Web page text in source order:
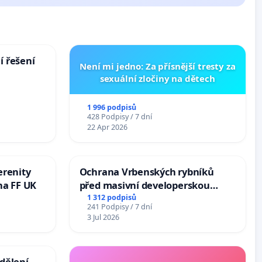
řešení
Není mi jedno: Za přísnější tresty za
sexuální zločiny na dětech
1 996 podpisů
428 Podpisy / 7 dní
22 Apr 2026
FF UK
Ochrana Vrbenských rybníků
před masivní developerskou
zástavbou
1 312 podpisů
241 Podpisy / 7 dní
3 Jul 2026